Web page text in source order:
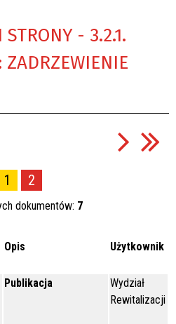
- 3.2.1.
ZADRZEWIENIE
1 2
dokumentów: 7
Opis Użytkownik
Publikacja
Wydział
Rewitalizacji